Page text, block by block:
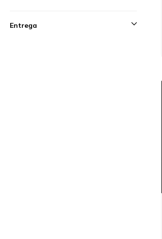
Entrega